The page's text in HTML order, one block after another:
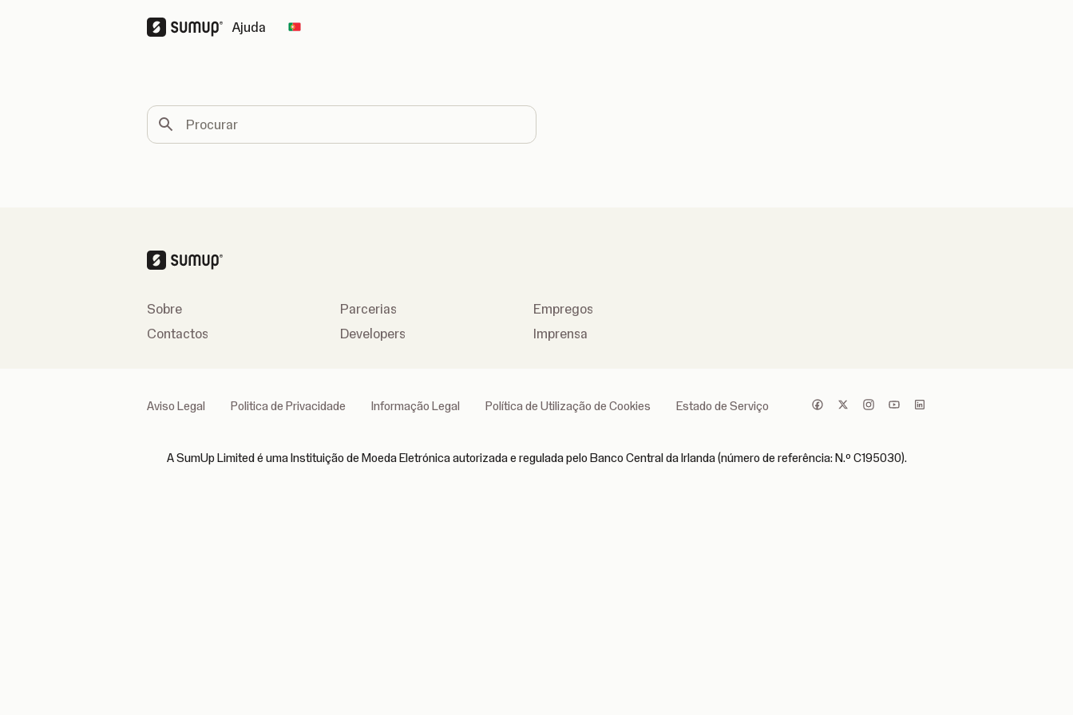
Ajuda Change country
Procurar
Sobre
Contactos
Parcerias
Developers
Empregos
Imprensa
Aviso Legal Politica de Privacidade Informação Legal Política de Utilização de Cookies Estado de Serviço
A SumUp Limited é uma Instituição de Moeda Eletrónica autorizada e regulada pelo Banco Central da Irlanda (número de referência: N.º C195030).